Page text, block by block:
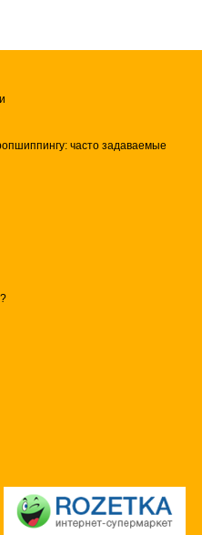
часто задаваемые